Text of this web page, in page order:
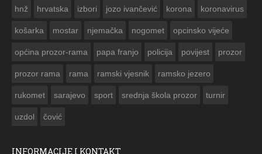
hnž hrvatska izbori jozo ivančević korona koronavirus
košarka mostar njemačka nogomet opcinsko vijeće
općina prozor-rama papa franjo policija povijest prozor
prozor rama rama ramski vjesnik ramsko jezero
rukomet sarajevo sport srednja škola prozor turnir
uzdol čović
INFORMACIJE I KONTAKT